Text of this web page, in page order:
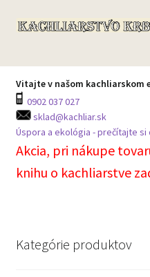
Preskočiť
Preskočiť
Domov
Všetky produkty
Môj účet
Košík
Kontakt na centrálu
Vitajte v našom kachliarskom
0902 037 027
sklad@kachliar.sk
Úspora a ekológia - prečítajte
Akcia, pri nákupe
knihu o kachliarstve
Kategórie produktov